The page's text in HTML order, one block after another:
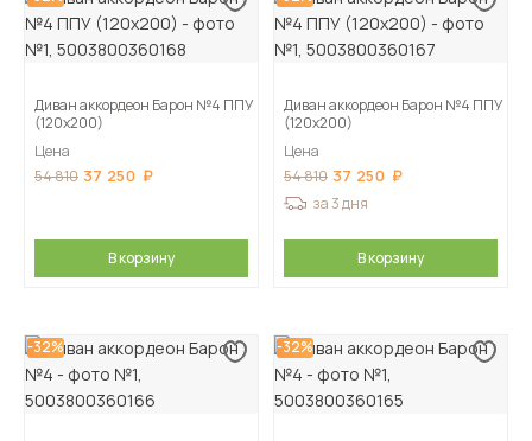
Диван аккордеон Барон №4 ППУ
(120х200)
Цена
54 810 37 250
В корзину
Диван аккордеон Барон №4 ППУ
(120х200)
Цена
54 810 37 250
за 3 дня
В корзину
-32% -32%